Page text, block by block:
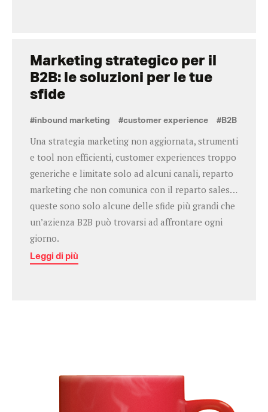
Marketing strategico per il
B2B: le soluzioni per le tue
sfide
#inbound marketing #customer experience #B2B
Una strategia marketing non aggiornata, strumenti
e tool non efficienti, customer experiences troppo
generiche e limitate solo ad alcuni canali, reparto
marketing che non comunica con il reparto sales…
queste sono solo alcune delle sfide più grandi che
un’azienza B2B può trovarsi ad affrontare ogni
giorno.
Leggi di più